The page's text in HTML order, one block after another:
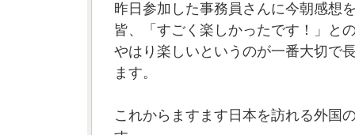
昨日参加した事務員さんに今朝感想
皆、「すごく楽しかったです！」と
やはり楽しいというのが一番大切で
ます。
これからますます日本を訪れる外国